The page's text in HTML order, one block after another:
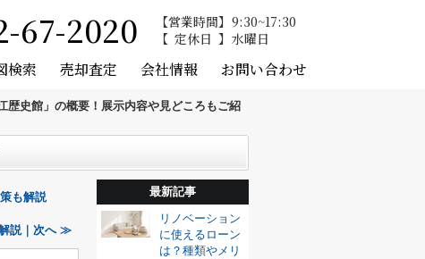
67-2020 営業時間
9:30~17:30
定休日
水曜日
検索 売却査定 会社情報 お問い合わせ
歴史館」の概要！展示内容や見どころもご紹
も解説
説｜次へ ≫
最新記事
リノベーション
に使えるローン
は？種類やメリ